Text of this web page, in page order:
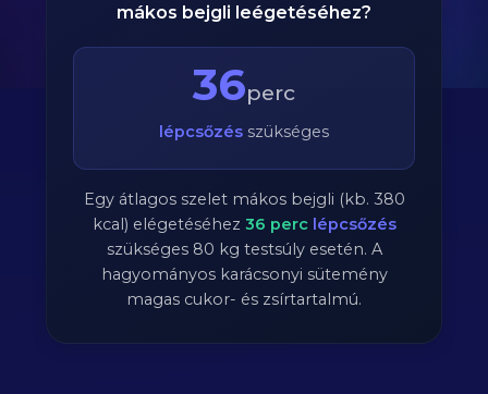
mákos bejgli leégetéséhez?
36perc
lépcsőzés szükséges
Egy átlagos szelet mákos bejgli (kb. 380
kcal) elégetéséhez 36 perc lépcsőzés
szükséges 80 kg testsúly esetén. A
hagyományos karácsonyi sütemény
magas cukor- és zsírtartalmú.